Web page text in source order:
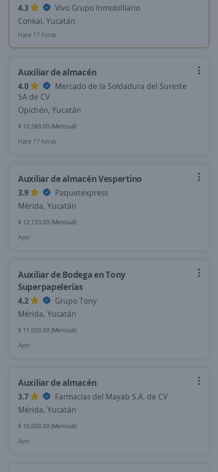
4.3
Vivo Grupo Inmobilliario
Conkal, Yucatán
Hace 17 horas
Auxiliar de almacén
4.0
Mercado de la Soldadura del Sureste
SA de CV
Opichén, Yucatán
$ 10,589.00 (Mensual)
Hace 17 horas
Auxiliar de almacén Vespertino
3.9
Paquetexpress
Mérida, Yucatán
$ 12,153.00 (Mensual)
Ayer
Auxiliar de Bodega en Tony
Superpapelerías
4.2
Grupo Tony
Mérida, Yucatán
$ 11,059.00 (Mensual)
Ayer
Auxiliar de almacén
3.7
Farmacias del Mayab S.A. de CV
Mérida, Yucatán
$ 10,000.00 (Mensual)
Ayer